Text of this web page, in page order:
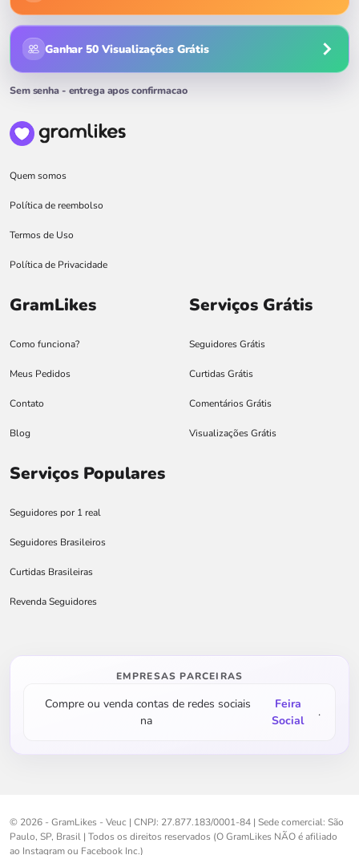
Ganhar 50 Visualizações Grátis
Quem somos
Política de reembolso
Termos de Uso
Política de Privacidade
GramLikes
Como funciona?
Meus Pedidos
Contato
Blog
Serviços Grátis
Seguidores Grátis
Curtidas Grátis
Comentários Grátis
Visualizações Grátis
Serviços Populares
Seguidores por 1 real
Seguidores Brasileiros
Curtidas Brasileiras
Revenda Seguidores
EMPRESAS PARCEIRAS
Compre ou venda contas de redes sociais
na
Feira
Social
.
© 2026 - GramLikes - Veuc | CNPJ: 27.877.183/0001-84 | Sede comercial: São
Paulo, SP, Brasil | Todos os direitos reservados (O GramLikes NÃO é afiliado
ao Instagram ou Facebook Inc.)